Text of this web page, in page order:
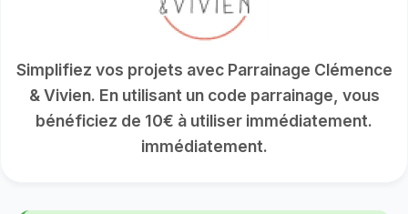
Simplifiez vos projets avec Parrainage Clémence
& Vivien. En utilisant un code parrainage, vous
bénéficiez de 10€ à utiliser immédiatement.
immédiatement.